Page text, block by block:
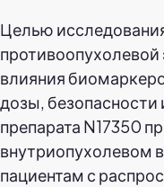
Целью
влияния
дозы,
препарата N17350
внутриопухолевом
пациентам с